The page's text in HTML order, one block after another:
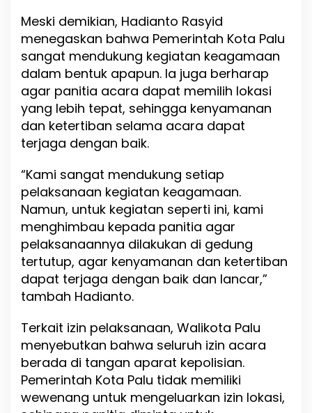
t
u
e
m
Meski demikian, Hadianto Rasyid
menegaskan bahwa Pemerintah Kota Palu
sangat mendukung kegiatan keagamaan
dalam bentuk apapun. Ia juga berharap
agar panitia acara dapat memilih lokasi
yang lebih tepat, sehingga kenyamanan
dan ketertiban selama acara dapat
terjaga dengan baik.
“Kami sangat mendukung setiap
pelaksanaan kegiatan keagamaan.
Namun, untuk kegiatan seperti ini, kami
menghimbau kepada panitia agar
pelaksanaannya dilakukan di gedung
tertutup, agar kenyamanan dan ketertiban
dapat terjaga dengan baik dan lancar,”
tambah Hadianto.
Terkait izin pelaksanaan, Walikota Palu
menyebutkan bahwa seluruh izin acara
berada di tangan aparat kepolisian.
Pemerintah Kota Palu tidak memiliki
wewenang untuk mengeluarkan izin lokasi,